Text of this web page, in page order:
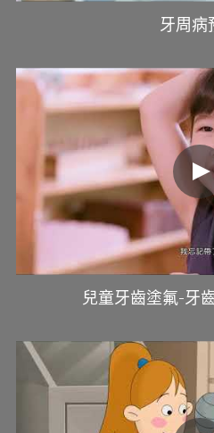
牙周病
兒童牙齒塗氟-牙